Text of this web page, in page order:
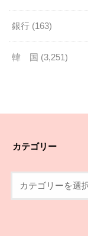
銀行 (163)
韓 国 (3,251)
カテゴリー